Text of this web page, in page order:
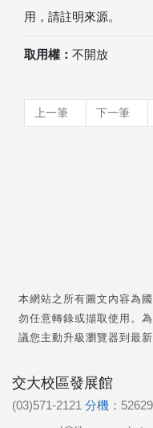
用，請註明來源。
取用權： 不開放
上一筆 下一筆
本網站之所有圖文內容為
勿任意轉錄或擷取使用。
議您主動升級瀏覽器到最新
交大校區發展館
(03)571-2121 分機： 52629